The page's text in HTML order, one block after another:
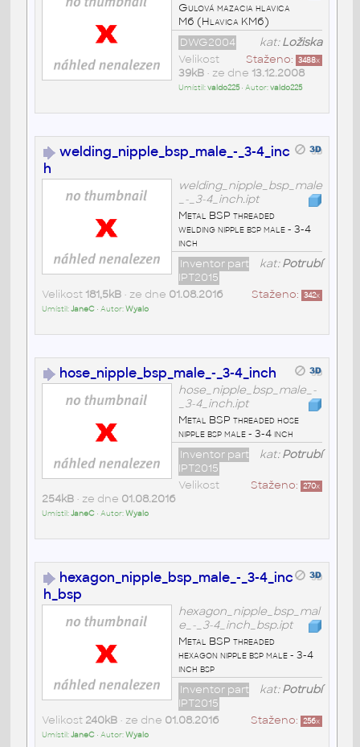
Gulová mazacia hlavica
M6 (Hlavica KM6)
kat:Ložiska
DWG2004
Staženo: 3488x
Velikost
39kB• ze dne 13.12.2008
Umístil:valdo225• Autor:valdo225
welding_nipple_bsp_male_-_3-4_inc
h
welding_nipple_bsp_male
_-_3-4_inch.ipt
Metal BSP threaded
welding nipple bsp male - 3-4
inch
kat:Potrubí
Inventor part
IPT2015
Staženo: 342x
Velikost 181,5kB• ze dne 01.08.2016
Umístil:JaneC• Autor:Wyalo
hose_nipple_bsp_male_-_3-4_inch
hose_nipple_bsp_male_-
_3-4_inch.ipt
Metal BSP threaded hose
nipple bsp male - 3-4 inch
kat:Potrubí
Inventor part
IPT2015
Staženo: 270x
Velikost
254kB• ze dne 01.08.2016
Umístil:JaneC• Autor:Wyalo
hexagon_nipple_bsp_male_-_3-4_inc
h_bsp
hexagon_nipple_bsp_mal
e_-_3-4_inch_bsp.ipt
Metal BSP threaded
hexagon nipple bsp male - 3-4
inch bsp
kat:Potrubí
Inventor part
IPT2015
Staženo: 256x
Velikost 240kB• ze dne 01.08.2016
Umístil:JaneC• Autor:Wyalo